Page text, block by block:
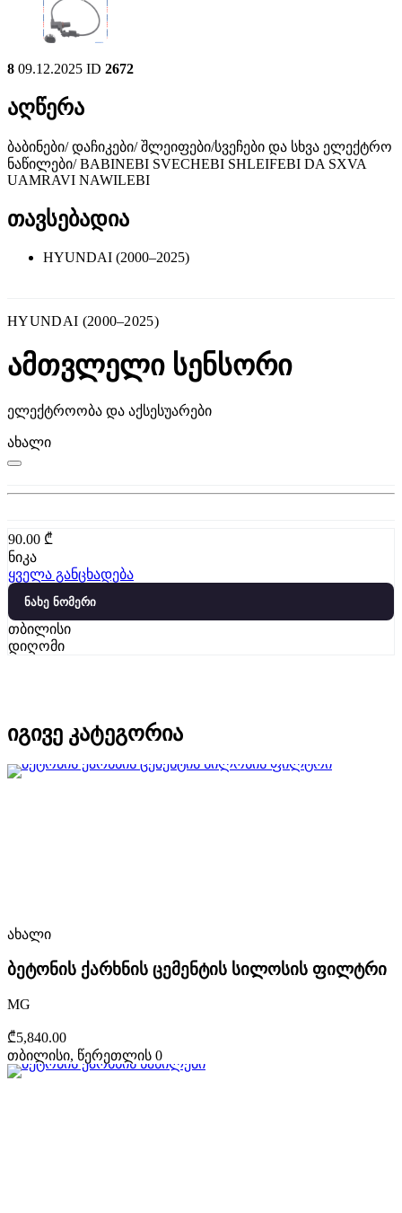
8 09.12.2025 ID 2672
აღწერა
ბაბინები/ დაჩიკები/ შლეიფები/სვეჩები და სხვა ელექტრო
ნაწილები/ BABINEBI SVECHEBI SHLEIFEBI DA SXVA
UAMRAVI NAWILEBI
თავსებადია
HYUNDAI (2000–2025)
HYUNDAI (2000–2025)
ამთვლელი სენსორი
ელექტროობა და აქსესუარები
ახალი
90.00 ₾
ნიკა
ყველა განცხადება
ნახე ნომერი
თბილისი
დიღომი
იგივე კატეგორია
ახალი
ბეტონის ქარხნის ცემენტის სილოსის ფილტრი
MG
₾5,840.00
თბილისი, წერეთლის 0